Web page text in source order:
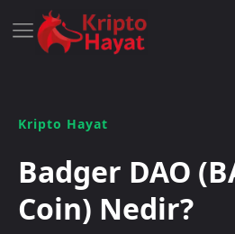
Kripto Hayat
Badger DAO
Coin) Nedir?